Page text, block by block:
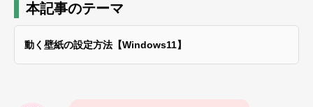
本記事のテーマ
動く壁紙の設定方法【Windows11】